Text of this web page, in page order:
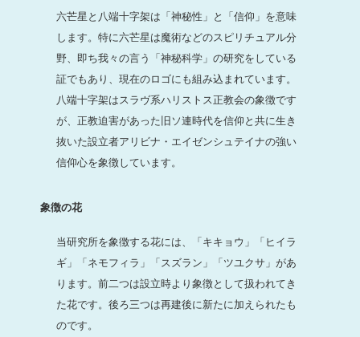
六芒星と八端十字架は「神秘性」と「信仰」を意味
します。特に六芒星は魔術などのスピリチュアル分
野、即ち我々の言う「神秘科学」の研究をしている
証でもあり、現在のロゴにも組み込まれています。
八端十字架はスラヴ系ハリストス正教会の象徴です
が、正教迫害があった旧ソ連時代を信仰と共に生き
抜いた設立者アリビナ・エイゼンシュテイナの強い
信仰心を象徴しています。
象徴の花
当研究所を象徴する花には、「キキョウ」「ヒイラ
ギ」「ネモフィラ」「スズラン」「ツユクサ」があ
ります。前二つは設立時より象徴として扱われてき
た花です。後ろ三つは再建後に新たに加えられたも
のです。